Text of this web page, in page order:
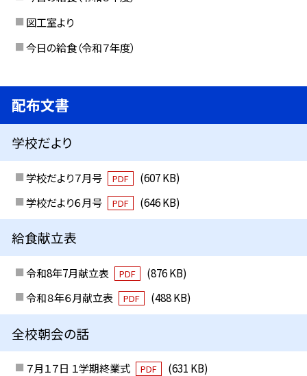
図工室より
今日の給食（令和７年度）
配布文書
学校だより
学校だより７月号 PDF
(607 KB)
学校だより６月号
PDF (646 KB)
給食献立表
令和8年7月献立表 PDF
(876 KB)
令和８年６月献立表
PDF (488 KB)
全校朝会の話
７月１７日 １学期終業式 PDF
(631 KB)